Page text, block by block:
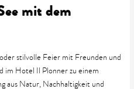
mit dem
stilvolle Feier mit Freunden und
im Hotel Il Plonner zu einem
aus Natur, Nachhaltigkeit und